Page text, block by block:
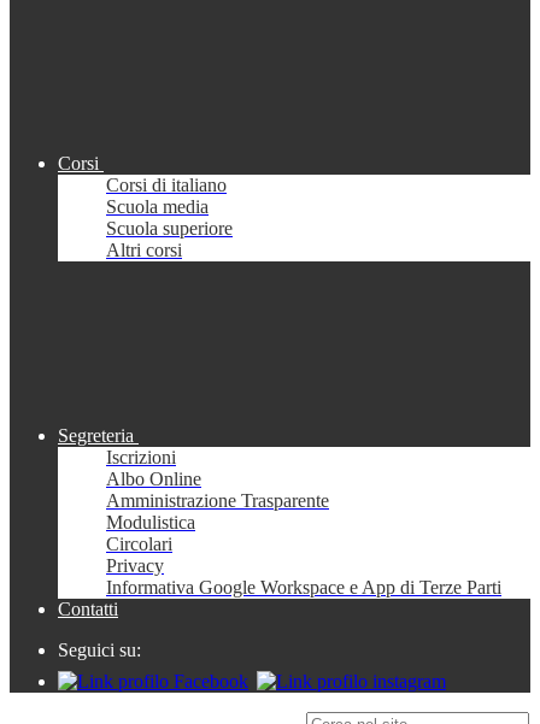
Corsi
Corsi di italiano
Scuola media
Scuola superiore
Altri corsi
Segreteria
Iscrizioni
Albo Online
Amministrazione Trasparente
Modulistica
Circolari
Privacy
Informativa Google Workspace e App di Terze Parti
Contatti
Seguici su: